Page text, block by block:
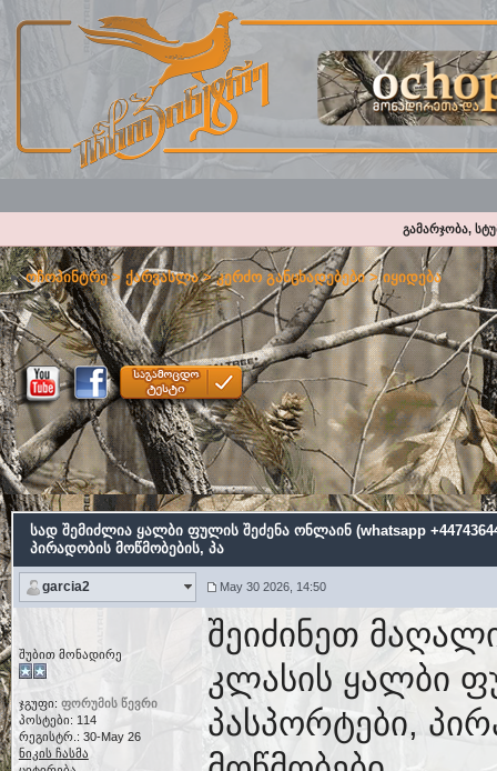
გამარჯობა,
ოჩოპინტრე>ქარვასლა>კერძო განცხადებები>იყიდება
სად შემიძლია ყალბი ფულის შეძენა ონლაინ (whatsapp
პირადობის მოწმობების, პა
garcia2 May 30 2026, 14:50
შუბით მონადირე
ჯგუფი: ფორუმის წევრი
პოსტები: 114
რეგისტრ.: 30-May 26
ნიკის ჩასმა
შეიძინეთ
კლასის ყალბი
პასპორტები,